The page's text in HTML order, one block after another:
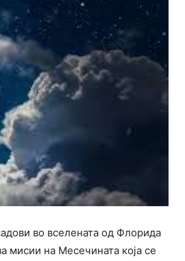
во вселената од Флорида
мисии на Месечината која се